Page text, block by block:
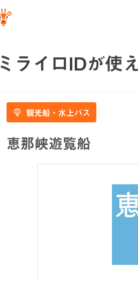
ミライロIDが使
観光船・水上バス
恵那峡遊覧船